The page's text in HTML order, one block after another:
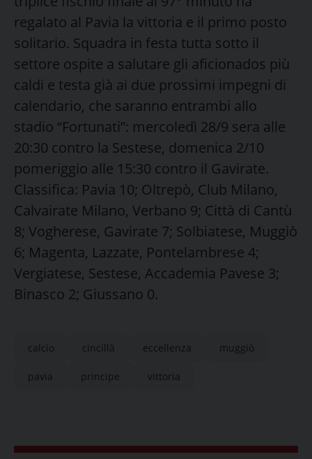
regalato al Pavia la vittoria e il primo posto
solitario. Squadra in festa tutta sotto il
settore ospite a salutare gli aficionados più
caldi e testa già ai due prossimi impegni di
calendario, che saranno entrambi allo
stadio “Fortunati”: mercoledì 28/9 sera alle
20:30 contro la Sestese, domenica 2/10
pomeriggio alle 15:30 contro il Gavirate.
Classifica: Pavia 10; Oltrepò, Club Milano,
Calvairate Milano, Verbano 9; Città di Cantù
8; Vogherese, Gavirate 7; Solbiatese, Muggiò
6; Magenta, Lazzate, Pontelambrese 4;
Vergiatese, Sestese, Accademia Pavese 3;
Binasco 2; Giussano 0.
calcio cincillà eccellenza muggiò
pavia principe vittoria